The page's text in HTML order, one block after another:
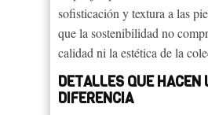
sofisticación y textura a las
que la sostenibilidad no
calidad ni la estética de la
DETALLES QUE HACEN
DIFERENCIA